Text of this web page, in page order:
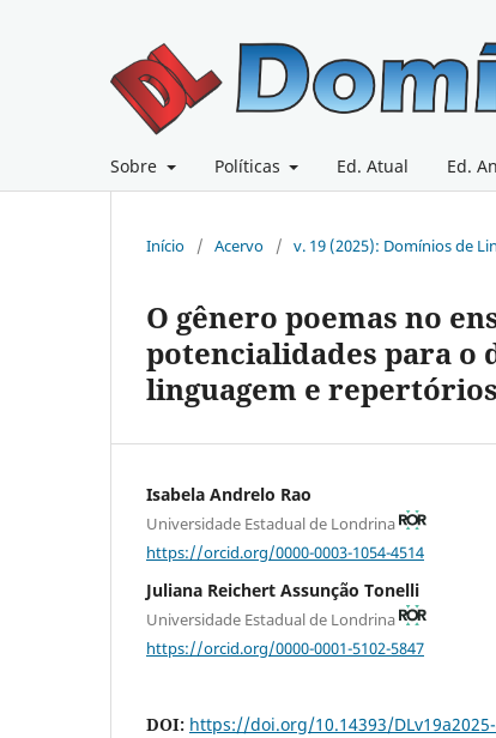
Sobre Políticas Ed. Atual Ed.
Início / Acervo / v. 19 (2025): Domínios de
O gênero poemas no
potencialidades para o
linguagem e
Isabela Andrelo Rao
Universidade Estadual de Londrina
https://orcid.org/0000-0003-1054-4514
Juliana Reichert Assunção Tonelli
Universidade Estadual de Londrina
https://orcid.org/0000-0001-5102-5847
DOI: https://doi.org/10.14393/